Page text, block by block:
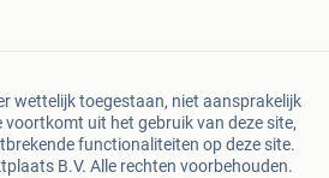
wettelijk toegestaan, niet aansprakelijk
uit het gebruik van deze site,
functionaliteiten op deze site.
B.V. Alle rechten voorbehouden.